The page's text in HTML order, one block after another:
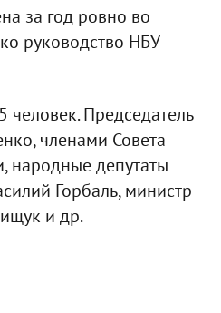
за год ровно во
руководство НБУ
человек. Председатель
членами Совета
народные депутаты
Горбаль, министр
и др.